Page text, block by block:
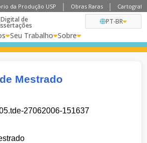
da Produção USP Obras Raras
de
Seu Trabalho Sobre
PT-BR
Mestrado
27062006-151637